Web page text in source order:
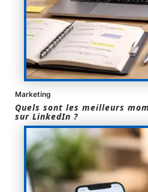
Marketing
Quels sont les meilleurs
sur LinkedIn ?